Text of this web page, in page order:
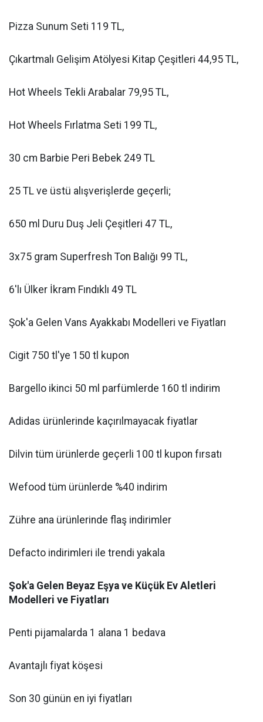
Pizza Sunum Seti 119 TL,
Çıkartmalı Gelişim Atölyesi Kitap Çeşitleri 44,95 TL,
Hot Wheels Tekli Arabalar 79,95 TL,
Hot Wheels Fırlatma Seti 199 TL,
30 cm Barbie Peri Bebek 249 TL
25 TL ve üstü alışverişlerde geçerli;
650 ml Duru Duş Jeli Çeşitleri 47 TL,
3x75 gram Superfresh Ton Balığı 99 TL,
6'lı Ülker İkram Fındıklı 49 TL
Şok'a Gelen Vans Ayakkabı Modelleri ve Fiyatları
Cigit 750 tl'ye 150 tl kupon
Bargello ikinci 50 ml parfümlerde 160 tl indirim
Adidas ürünlerinde kaçırılmayacak fiyatlar
Dilvin tüm ürünlerde geçerli 100 tl kupon fırsatı
Wefood tüm ürünlerde %40 indirim
Zühre ana ürünlerinde flaş indirimler
Defacto indirimleri ile trendi yakala
Şok'a Gelen Beyaz Eşya ve Küçük Ev Aletleri
Modelleri ve Fiyatları
Penti pijamalarda 1 alana 1 bedava
Avantajlı fiyat köşesi
Son 30 günün en iyi fiyatları